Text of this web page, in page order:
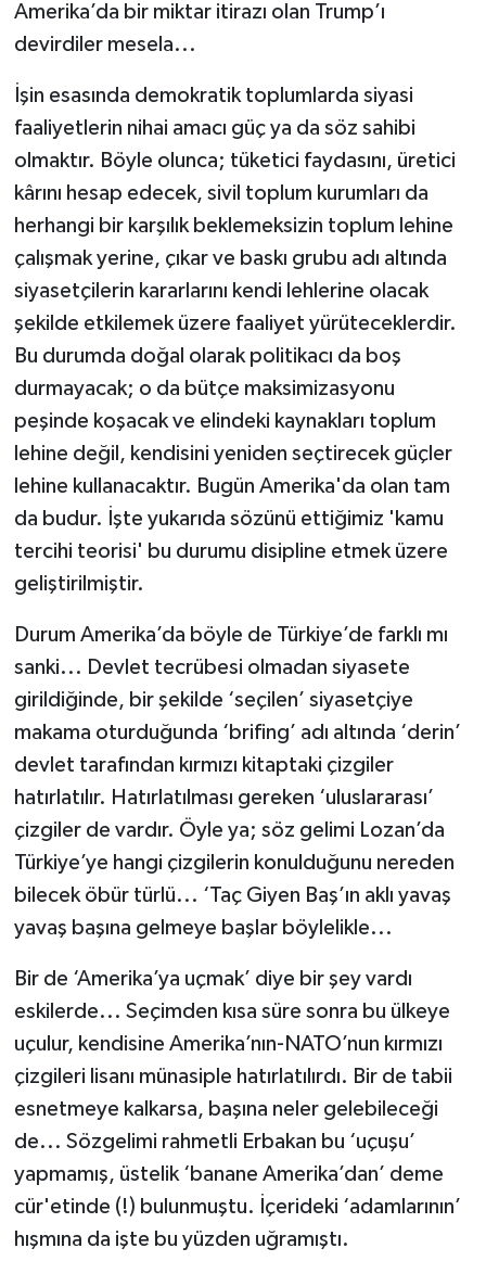
Amerika’da bir miktar itirazı olan Trump’ı
devirdiler mesela...
İşin esasında demokratik toplumlarda siyasi
faaliyetlerin nihai amacı güç ya da söz sahibi
olmaktır. Böyle olunca; tüketici faydasını, üretici
kârını hesap edecek, sivil toplum kurumları da
herhangi bir karşılık beklemeksizin toplum lehine
çalışmak yerine, çıkar ve baskı grubu adı altında
siyasetçilerin kararlarını kendi lehlerine olacak
şekilde etkilemek üzere faaliyet yürüteceklerdir.
Bu durumda doğal olarak politikacı da boş
durmayacak; o da bütçe maksimizasyonu
peşinde koşacak ve elindeki kaynakları toplum
lehine değil, kendisini yeniden seçtirecek güçler
lehine kullanacaktır. Bugün Amerika'da olan tam
da budur. İşte yukarıda sözünü ettiğimiz 'kamu
tercihi teorisi' bu durumu disipline etmek üzere
geliştirilmiştir.
Durum Amerika’da böyle de Türkiye’de farklı mı
sanki... Devlet tecrübesi olmadan siyasete
girildiğinde, bir şekilde ‘seçilen’ siyasetçiye
makama oturduğunda ‘brifing’ adı altında ‘derin’
devlet tarafından kırmızı kitaptaki çizgiler
hatırlatılır. Hatırlatılması gereken ‘uluslararası’
çizgiler de vardır. Öyle ya; söz gelimi Lozan’da
Türkiye’ye hangi çizgilerin konulduğunu nereden
bilecek öbür türlü... ‘Taç Giyen Baş’ın aklı yavaş
yavaş başına gelmeye başlar böylelikle...
Bir de ‘Amerika’ya uçmak’ diye bir şey vardı
eskilerde... Seçimden kısa süre sonra bu ülkeye
uçulur, kendisine Amerika’nın-NATO’nun kırmızı
çizgileri lisanı münasiple hatırlatılırdı. Bir de tabii
esnetmeye kalkarsa, başına neler gelebileceği
de... Sözgelimi rahmetli Erbakan bu ‘uçuşu’
yapmamış, üstelik ‘banane Amerika’dan’ deme
cür'etinde (!) bulunmuştu. İçerideki ‘adamlarının’
hışmına da işte bu yüzden uğramıştı.